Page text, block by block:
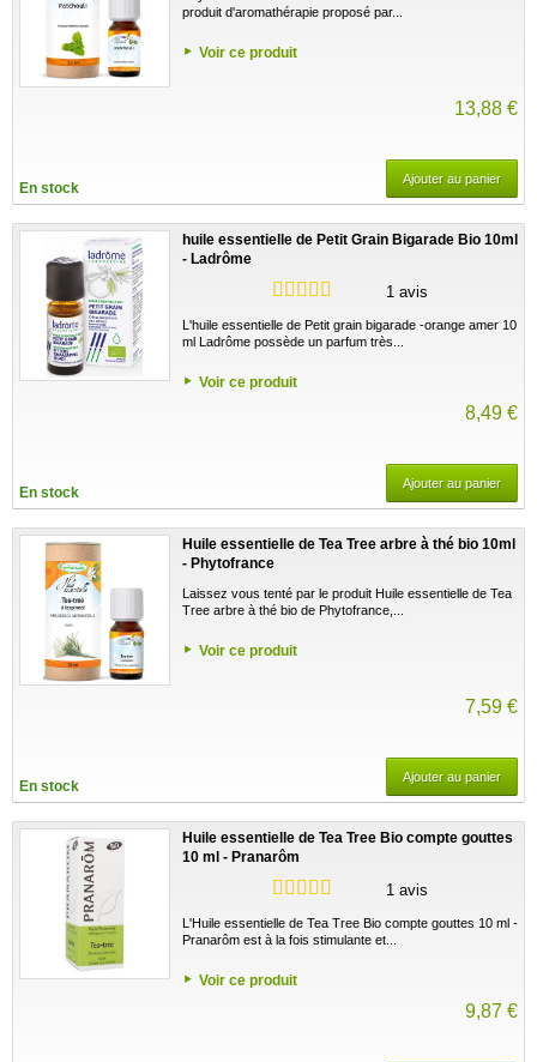
produit d'aromathérapie proposé par...
Voir ce produit
13,88 €
En stock
Ajouter au panier
huile essentielle de Petit Grain Bigarade Bio 10ml
- Ladrôme
1 avis
L'huile essentielle de Petit grain bigarade -orange amer 10
ml Ladrôme possède un parfum très...
Voir ce produit
8,49 €
En stock
Ajouter au panier
Huile essentielle de Tea Tree arbre à thé bio 10ml
- Phytofrance
Laissez vous tenté par le produit Huile essentielle de Tea
Tree arbre à thé bio de Phytofrance,...
Voir ce produit
7,59 €
En stock
Ajouter au panier
Huile essentielle de Tea Tree Bio compte gouttes
10 ml - Pranarôm
1 avis
L'Huile essentielle de Tea Tree Bio compte gouttes 10 ml -
Pranarôm est à la fois stimulante et...
Voir ce produit
9,87 €